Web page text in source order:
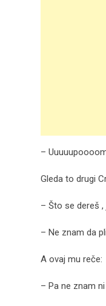
–
Gleda to drugi
– Što se dereš ,
– Ne znam da
A ovaj mu reče:
– Pa ne znam